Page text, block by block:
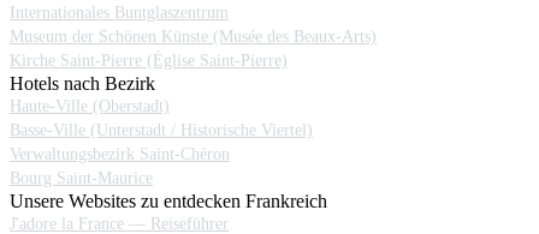
Internationales Buntglaszentrum
Museum der Schönen Künste (Musée des Beaux-Arts)
Kirche Saint-Pierre (Église Saint-Pierre)
Hotels nach Bezirk
Haute-Ville (Oberstadt)
Basse-Ville (Unterstadt / Historische Viertel)
Verwaltungsbezirk Saint-Chéron
Bourg Saint-Maurice
Unsere Websites zu entdecken Frankreich
J'adore la France — Reiseführer